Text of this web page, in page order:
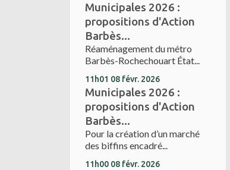
Municipales 2026 :
propositions d'Action
Barbès...
Réaménagement du métro
Barbès-Rochechouart État...
11h01 08 févr. 2026
Municipales 2026 :
propositions d'Action
Barbès...
Pour la création d’un marché
des biffins encadré...
11h00 08 févr. 2026